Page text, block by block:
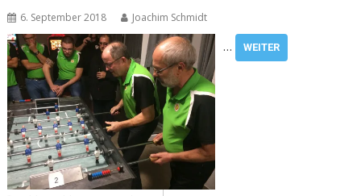
6. September 2018 Joachim Schmidt
… WEITER